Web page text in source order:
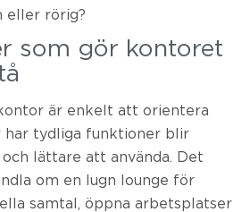
eller rörig?
som gör kontoret
är enkelt att orientera
har tydliga funktioner blir
lättare att använda. Det
om en lugn lounge för
samtal, öppna arbetsplatser